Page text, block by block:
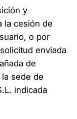
y
la cesión de
o por
enviada
de
sede de
indicada